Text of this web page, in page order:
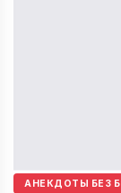
АНЕКДОТЫ БЕЗ Б